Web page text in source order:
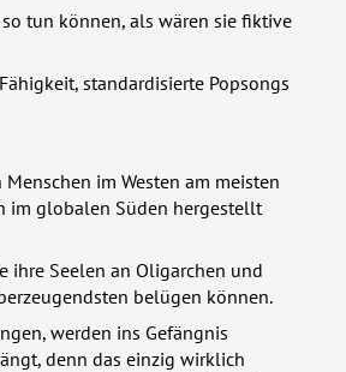
tun können, als wären sie fiktive
standardisierte Popsongs
im Westen am meisten
im globalen Süden hergestellt
ihre Seelen an Oligarchen und
belügen können.
werden ins Gefängnis
denn das einzig wirklich